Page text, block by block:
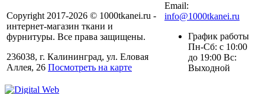
Copyright 2017-2026 © 1000tkanei.ru -
интернет-магазин ткани и
фурнитуры. Все права защищены.
236038, г. Калининград, ул. Еловая
Аллея, 26 Посмотреть на карте
Email:
info@1000tkanei.ru
График работы
Пн-Сб: с 10:00
до 19:00 Вс:
Выходной